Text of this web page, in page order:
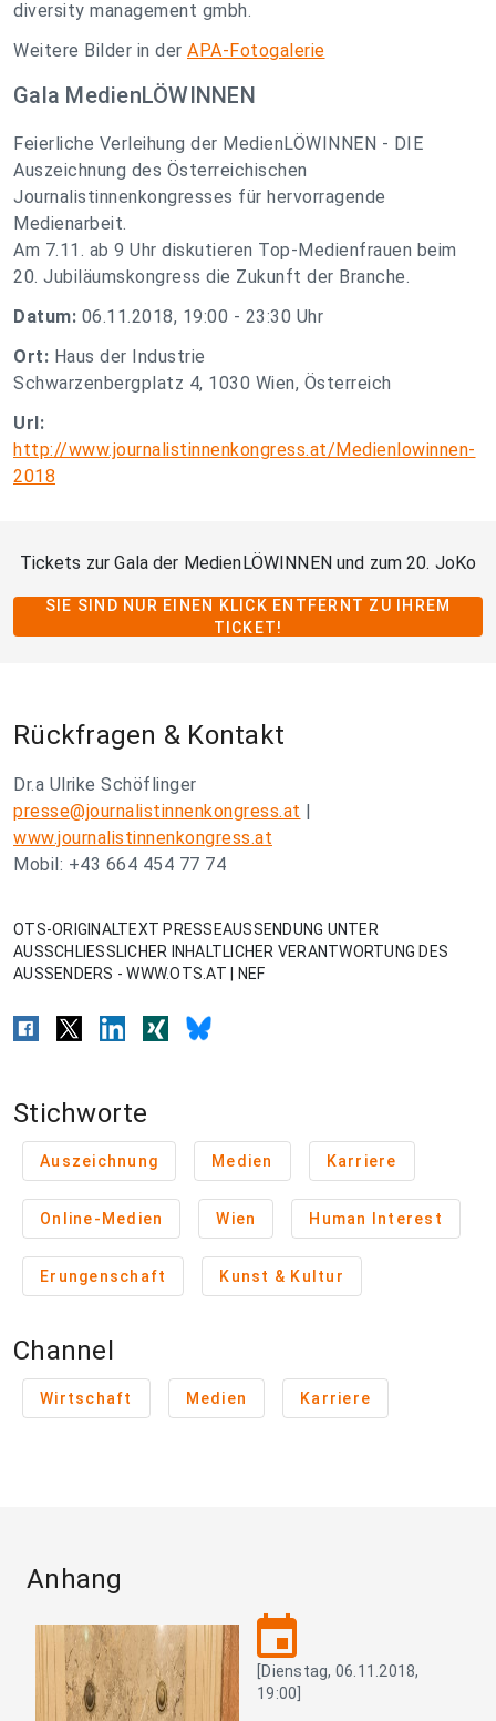
diversity management gmbh.
Weitere Bilder in der APA-Fotogalerie
Gala MedienLÖWINNEN
Feierliche Verleihung der MedienLÖWINNEN - DIE
Auszeichnung des Österreichischen
Journalistinnenkongresses für hervorragende
Medienarbeit.
Am 7.11. ab 9 Uhr diskutieren Top-Medienfrauen beim
20. Jubiläumskongress die Zukunft der Branche.
Datum: 06.11.2018, 19:00 - 23:30 Uhr
Ort: Haus der Industrie
Schwarzenbergplatz 4, 1030 Wien, Österreich
Url:
http://www.journalistinnenkongress.at/Medienlowinnen-
2018
Tickets zur Gala der MedienLÖWINNEN und zum 20. JoKo
SIE SIND NUR EINEN KLICK ENTFERNT ZU IHREM
TICKET!
Rückfragen & Kontakt
Dr.a Ulrike Schöflinger
presse@journalistinnenkongress.at
www.journalistinnenkongress.at
Mobil: +43 664 454 77 74
OTS-ORIGINALTEXT PRESSEAUSSENDUNG UNTER
AUSSCHLIESSLICHER INHALTLICHER VERANTWORTUNG DES
AUSSENDERS - WWW.OTS.AT | NEF
Stichworte
Auszeichnung Medien Karriere
Online-Medien Wien Human Interest
Erungenschaft Kunst & Kultur
Channel
Wirtschaft Medien Karriere
Anhang
event
[Dienstag, 06.11.2018,
19:00]